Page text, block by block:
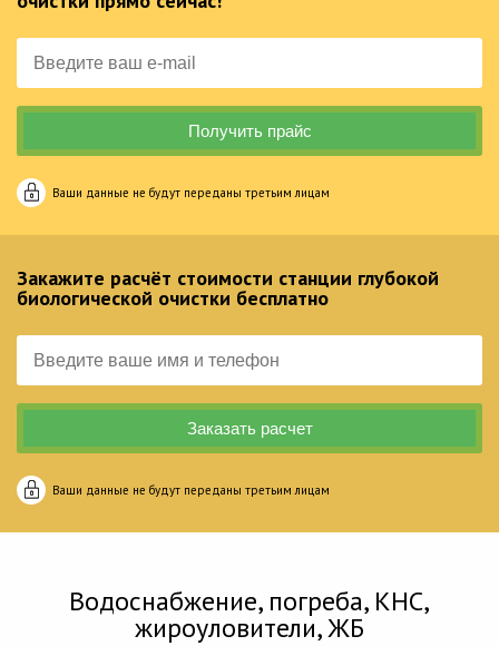
Ваши данные не будут переданы третьим лицам
Закажите расчёт стоимости станции глубокой
биологической очистки бесплатно
Ваши данные не будут переданы третьим лицам
Водоснабжение, погреба, КНС,
жироуловители, ЖБ